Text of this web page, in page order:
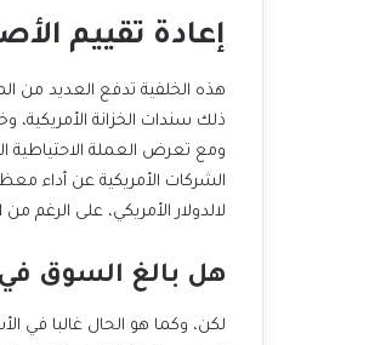
إعادة تقييم
هذه الخلفية تدفع العديد من
ذلك سندات الخزانة
ومع تعرض العملة
الشركات الأمريكية عن أداء
لالدولار الأمريكي، على الرغم
هل بالغ السوق
لكن، وكما هو الحال غالبا في